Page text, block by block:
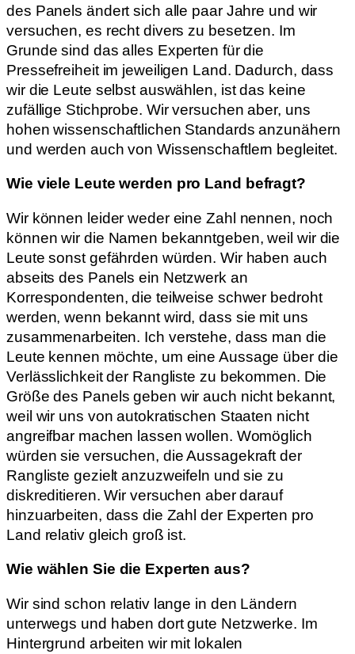
des Panels ändert sich alle paar Jahre und wir
versuchen, es recht divers zu besetzen. Im
Grunde sind das alles Experten für die
Pressefreiheit im jeweiligen Land. Dadurch, dass
wir die Leute selbst auswählen, ist das keine
zufällige Stichprobe. Wir versuchen aber, uns
hohen wissenschaftlichen Standards anzunähern
und werden auch von Wissenschaftlern begleitet.
Wie viele Leute werden pro Land befragt?
Wir können leider weder eine Zahl nennen, noch
können wir die Namen bekanntgeben, weil wir die
Leute sonst gefährden würden. Wir haben auch
abseits des Panels ein Netzwerk an
Korrespondenten, die teilweise schwer bedroht
werden, wenn bekannt wird, dass sie mit uns
zusammenarbeiten. Ich verstehe, dass man die
Leute kennen möchte, um eine Aussage über die
Verlässlichkeit der Rangliste zu bekommen. Die
Größe des Panels geben wir auch nicht bekannt,
weil wir uns von autokratischen Staaten nicht
angreifbar machen lassen wollen. Womöglich
würden sie versuchen, die Aussagekraft der
Rangliste gezielt anzuzweifeln und sie zu
diskreditieren. Wir versuchen aber darauf
hinzuarbeiten, dass die Zahl der Experten pro
Land relativ gleich groß ist.
Wie wählen Sie die Experten aus?
Wir sind schon relativ lange in den Ländern
unterwegs und haben dort gute Netzwerke. Im
Hintergrund arbeiten wir mit lokalen